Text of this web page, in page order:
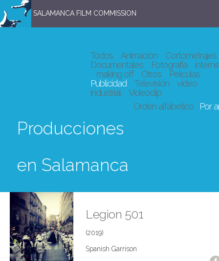
SALAMANCA FILM COMMISSION
Todos Animación
Cortometrajes
Documentales
Fotografía
making off
Otros
Películas
Publicidad
Televisión
vídeo
industrial
Videoclip
Orden alfábetico
Por
Producciones
en Salamanca
Legion 501
(2019)
Spanish Garrison